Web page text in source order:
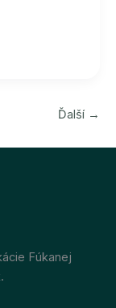
Ďalší →
Fúkanej